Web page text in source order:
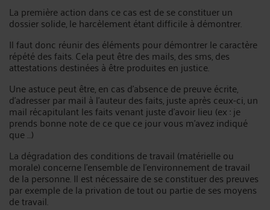
La première action dans ce cas est de se constituer un
dossier solide, le harcèlement étant difficile à démontrer.
Il faut donc réunir des éléments pour démontrer le caractère
répété des faits. Cela peut être des mails, des sms, des
attestations destinées à être produites en justice.
Une astuce peut être, en cas d’absence de preuve écrite,
d’adresser par mail à l’auteur des faits, juste après ceux-ci, un
mail récapitulant les faits venant juste d’avoir lieu (ex : je
prends bonne note de ce que ce jour vous m’avez indiqué
que …)
La dégradation des conditions de travail (matérielle ou
morale) concerne l’ensemble de l’environnement de travail
de la personne. Il est nécessaire de se constituer des preuves
par exemple de la privation de tout ou partie de ses moyens
de travail.